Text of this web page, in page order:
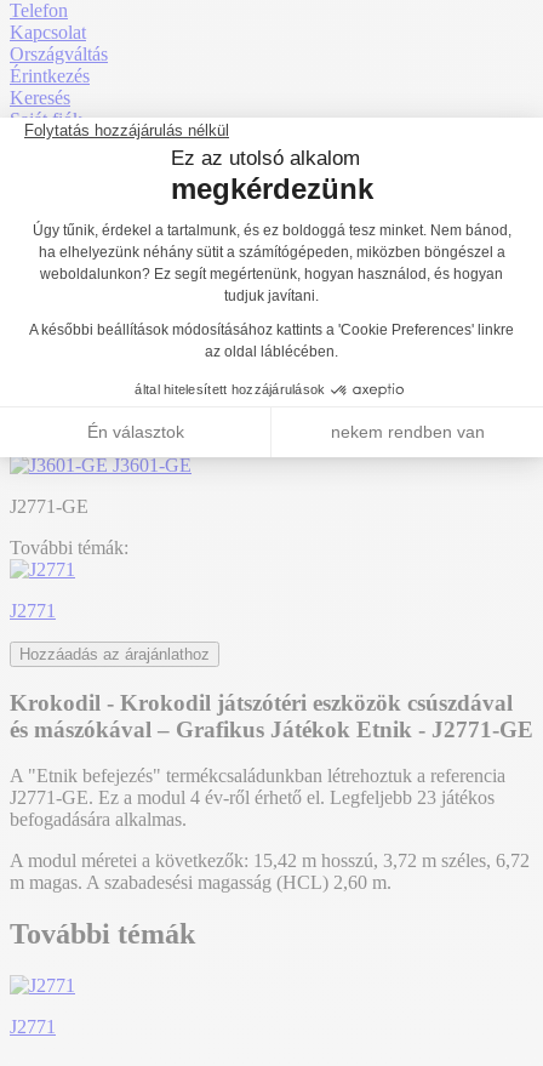
Telefon
Kapcsolat
Országváltás
Érintkezés
Keresés
Saját fiók
Ingyenes árajánlat
J2771-GE
Mentális befogadás
Etnik befejezés J2771-GE
J2633-M-GE
Vissza a listához
J3601-GE
J2771-GE
További témák:
J2771
Hozzáadás az árajánlathoz
Krokodil - Krokodil játszótéri eszközök csúszdával
és mászókával – Grafikus Játékok Etnik - J2771-GE
A "Etnik befejezés" termékcsaládunkban létrehoztuk a referencia
J2771-GE. Ez a modul 4 év-ről érhető el. Legfeljebb 23 játékos
befogadására alkalmas.
A modul méretei a következők: 15,42 m hosszú, 3,72 m széles, 6,72
m magas. A szabadesési magasság (HCL) 2,60 m.
További témák
J2771